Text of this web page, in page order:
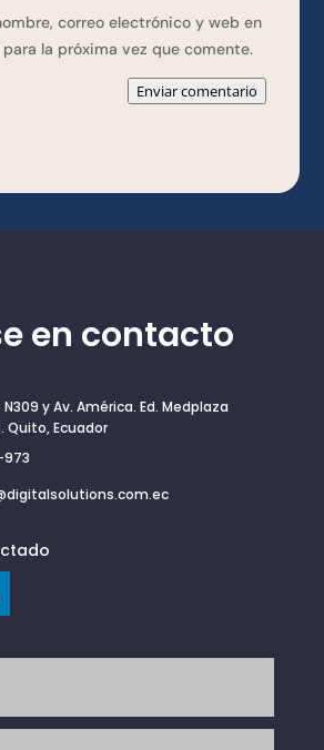
correo electrónico y web en
la próxima vez que comente.
Enviar comentario
en contacto
y Av. América. Ed. Medplaza
Quito, Ecuador